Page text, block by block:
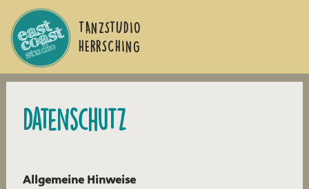
TANZSTUDIO
HERRSCHING
Datenschutz
Allgemeine Hinweise